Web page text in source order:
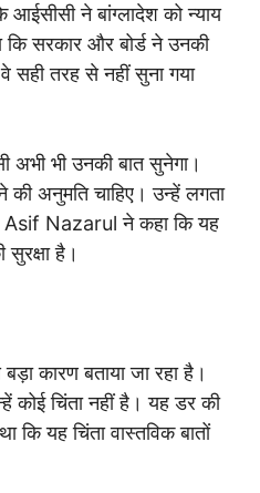
ने बांग्लादेश को न्याय
कि सरकार और बोर्ड ने उनकी
सही तरह से नहीं सुना गया
अभी भी उनकी बात सुनेगा।
अनुमति चाहिए। उन्हें लगता
Asif Nazarul ने कहा कि यह
सुरक्षा है।
कारण बताया जा रहा है।
चिंता नहीं है। यह डर की
कि यह चिंता वास्तविक बातों